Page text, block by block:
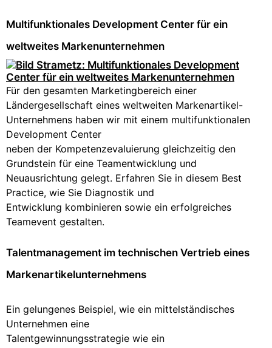
Multifunktionales Development Center für ein
weltweites Markenunternehmen
Für den gesamten Marketingbereich einer
Ländergesellschaft eines weltweiten Markenartikel-
Unternehmens haben wir mit einem multifunktionalen
Development Center
neben der Kompetenzevaluierung gleichzeitig den
Grundstein für eine Teamentwicklung und
Neuausrichtung gelegt. Erfahren Sie in diesem Best
Practice, wie Sie Diagnostik und
Entwicklung kombinieren sowie ein erfolgreiches
Teamevent gestalten.
Talentmanagement im technischen Vertrieb eines
Markenartikelunternehmens
Ein gelungenes Beispiel, wie ein mittelständisches
Unternehmen eine
Talentgewinnungsstrategie wie ein